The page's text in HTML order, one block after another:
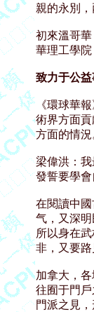
親的永別
初來溫哥
華理工學院
致力于公益
《環球華
術界方面
方面的情況
梁偉洪：
發誓要學
在閱讀中
气，又深
所以身在
非，又要
加拿大，
往囿于門
門派之見